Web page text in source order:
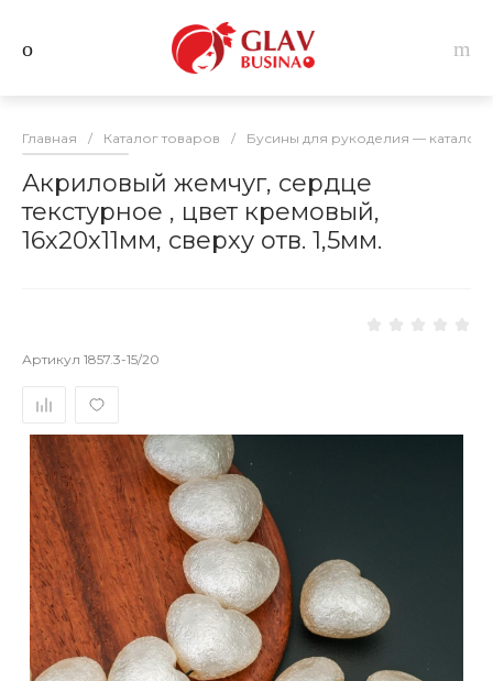
Главная / Каталог товаров / Бусины для рукоделия — каталог
Акриловый жемчуг, сердце
текстурное , цвет кремовый,
16х20х11мм, сверху отв. 1,5мм.
Артикул 1857.3-15/20